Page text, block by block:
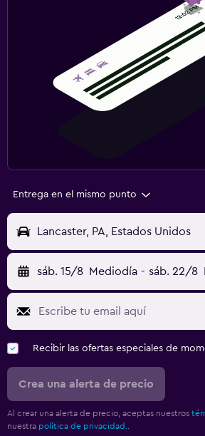
Entrega en el mismo punto
Lancaster, PA, Estados Unidos
sáb. 15/8 Mediodía - sáb. 22/8
Recibir las ofertas especiales de
Crea una alerta de precio
Al crear una alerta de precio, aceptas nuestros
nuestra política de privacidad.